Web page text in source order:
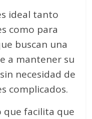
ideal tanto
como para
buscan una
a mantener su
necesidad de
complicados.
que facilita que